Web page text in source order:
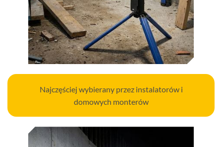
Najczęściej wybierany przez instalatorów i
domowych monterów